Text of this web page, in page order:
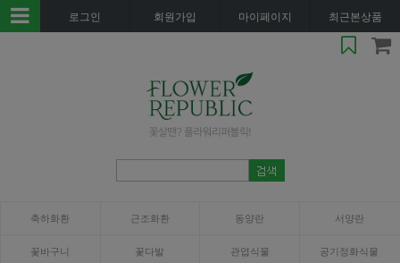
로그인 회원가입 마이페이지 최근본상품
축하화환 근조화환 동양란 서양란
꽃바구니 꽃다발 관엽식물 공기정화식물